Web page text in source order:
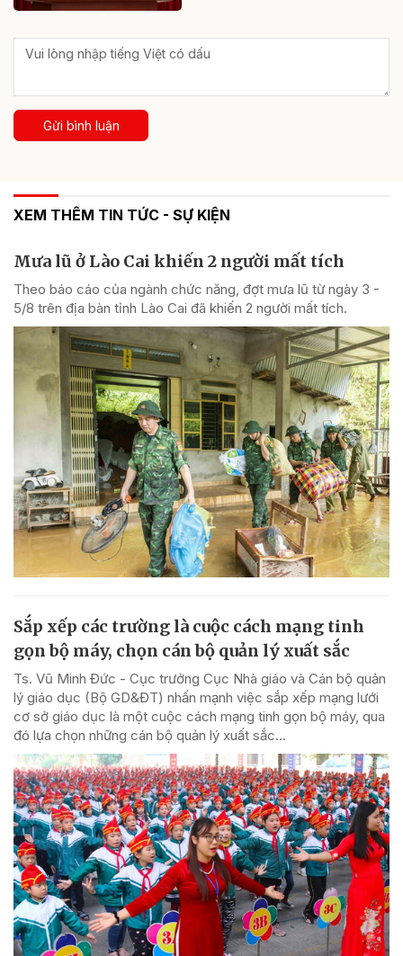
Gửi bình luận
XEM THÊM TIN TỨC - SỰ KIỆN
Mưa lũ ở Lào Cai khiến 2 người mất tích
Theo báo cáo của ngành chức năng, đợt mưa lũ từ ngày 3 -
5/8 trên địa bàn tỉnh Lào Cai đã khiến 2 người mất tích.
Sắp xếp các trường là cuộc cách mạng tinh
gọn bộ máy, chọn cán bộ quản lý xuất sắc
Ts. Vũ Minh Đức - Cục trưởng Cục Nhà giáo và Cán bộ quản
lý giáo dục (Bộ GD&ĐT) nhấn mạnh việc sắp xếp mạng lưới
cơ sở giáo dục là một cuộc cách mạng tinh gọn bộ máy, qua
đó lựa chọn những cán bộ quản lý xuất sắc...